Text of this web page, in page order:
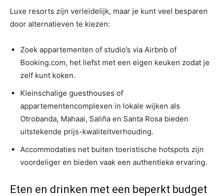
Luxe resorts zijn verleidelijk, maar je kunt veel besparen
door alternatieven te kiezen:
Zoek appartementen of studio’s via Airbnb of
Booking.com, het liefst met een eigen keuken zodat je
zelf kunt koken.
Kleinschalige guesthouses of
appartementencomplexen in lokale wijken als
Otrobanda, Mahaai, Saliña en Santa Rosa bieden
uitstekende prijs-kwaliteitverhouding.
Accommodaties net buiten toeristische hotspots zijn
voordeliger en bieden vaak een authentieke ervaring.
Eten en drinken met een beperkt budget